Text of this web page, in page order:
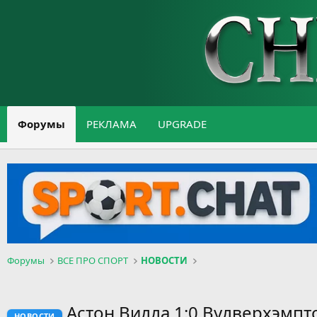
Форумы РЕКЛАМА UPGRADE
Форумы ВСЕ ПРО СПОРТ НОВОСТИ